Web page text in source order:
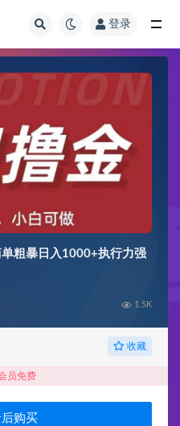
登录
粗暴日入1000+执行力强
1.5K
收藏
员免费
购买